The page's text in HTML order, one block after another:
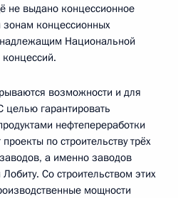
не выдано концессионное
концессионных
Национальной
возможности и для
целью гарантировать
нефтепереработки
по строительству трёх
а именно заводов
Со строительством этих
мощности